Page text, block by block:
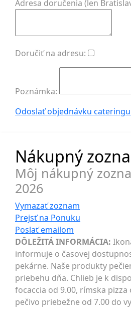
Adresa doručenia (len
Doručiť na adresu:
Poznámka:
Odoslať objednávku
Nákupný
Môj nákupný
2026
Vymazať zoznam
Prejsť na Ponuku
Poslaťemailom
DÔLEŽITÁ INFORMÁCIA:
informuje o časovej
pekárne. Naše produkty
priebehu dňa. Chlieb je k
focaccia od 9.00, rímska pizza
pečivo priebežne od 7.00 do